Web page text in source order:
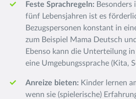
Feste Sprachregeln: Besonders
fünf Lebensjahren ist es
Bezugspersonen konstant in
zum Beispiel Mama Deutsch
Ebenso kann die Unterteilung
eine Umgebungssprache (Kita,
Anreize bieten: Kinder lernen
wenn sie (spielerische)